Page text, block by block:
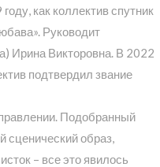
как коллектив спутник
Руководит
Ирина Викторовна. В 2022
подтвердил звание
Подобранный
сценический образ,
– все это явилось